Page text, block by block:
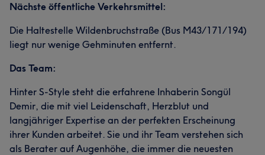
Nächste öffentliche Verkehrsmittel:
Die Haltestelle Wildenbruchstraße (Bus M43/171/194)
liegt nur wenige Gehminuten entfernt.
Das Team:
Hinter S-Style steht die erfahrene Inhaberin Songül
Demir, die mit viel Leidenschaft, Herzblut und
langjähriger Expertise an der perfekten Erscheinung
ihrer Kunden arbeitet. Sie und ihr Team verstehen sich
als Berater auf Augenhöhe, die immer die neuesten